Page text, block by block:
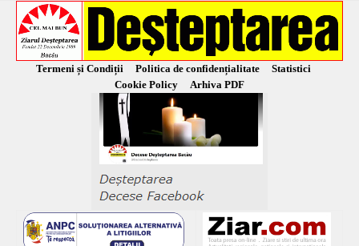
Termeni și Condiții Politica de confidențialitate
Statistici
Cookie Policy
Arhiva PDF